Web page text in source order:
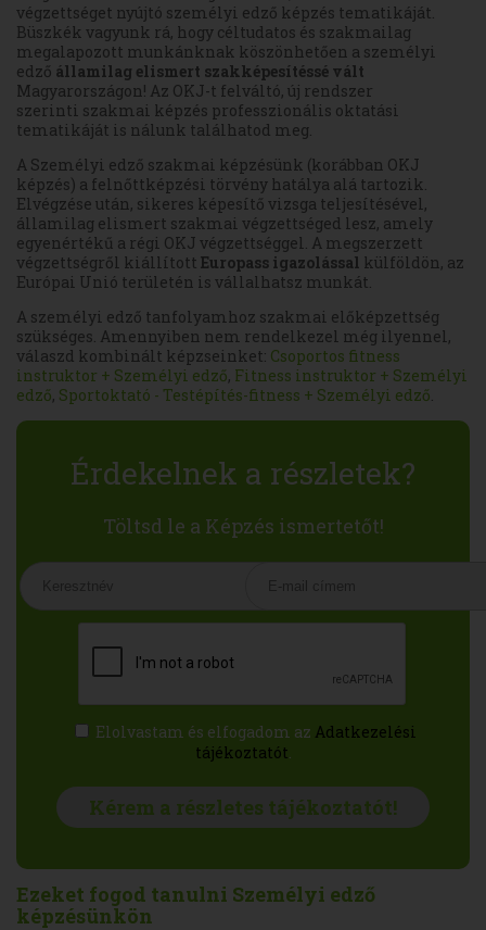
végzettséget nyújtó személyi edző képzés tematikáját.
Büszkék vagyunk rá, hogy céltudatos és szakmailag
megalapozott munkánknak köszönhetően a személyi
edző államilag elismert szakképesítéssé vált
Magyarországon! Az OKJ-t felváltó, új rendszer
szerinti szakmai képzés professzionális oktatási
tematikáját is nálunk találhatod meg.
A Személyi edző szakmai képzésünk (korábban OKJ
képzés) a felnőttképzési törvény hatálya alá tartozik.
Elvégzése után, sikeres képesítő vizsga teljesítésével,
államilag elismert szakmai végzettséged lesz, amely
egyenértékű a régi OKJ végzettséggel. A megszerzett
végzettségről kiállított Europass igazolással külföldön, az
Európai Unió területén is vállalhatsz munkát.
A személyi edző tanfolyamhoz szakmai előképzettség
szükséges. Amennyiben nem rendelkezel még ilyennel,
válaszd kombinált képzseinket: Csoportos fitness
instruktor + Személyi edző, Fitness instruktor + Személyi
edző, Sportoktató - Testépítés-fitness + Személyi edző.
Érdekelnek a részletek?
Töltsd le a Képzés ismertetőt!
Elolvastam és elfogadom az Adatkezelési
tájékoztatót.
Ezeket fogod tanulni Személyi edző
képzésünkön